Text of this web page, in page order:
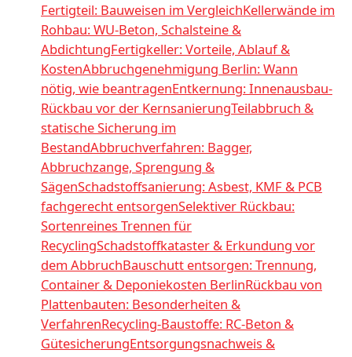
Fertigteil: Bauweisen im VergleichKellerwände im
Rohbau: WU-Beton, Schalsteine &
AbdichtungFertigkeller: Vorteile, Ablauf &
KostenAbbruchgenehmigung Berlin: Wann
nötig, wie beantragenEntkernung: Innenausbau-
Rückbau vor der KernsanierungTeilabbruch &
statische Sicherung im
BestandAbbruchverfahren: Bagger,
Abbruchzange, Sprengung &
SägenSchadstoffsanierung: Asbest, KMF & PCB
fachgerecht entsorgenSelektiver Rückbau:
Sortenreines Trennen für
RecyclingSchadstoffkataster & Erkundung vor
dem AbbruchBauschutt entsorgen: Trennung,
Container & Deponiekosten BerlinRückbau von
Plattenbauten: Besonderheiten &
VerfahrenRecycling-Baustoffe: RC-Beton &
GütesicherungEntsorgungsnachweis &